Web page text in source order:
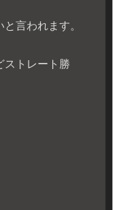
言われます。
ストレート勝